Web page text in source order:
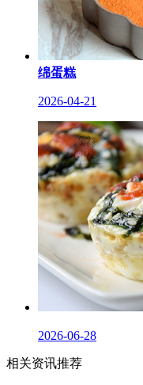
绵蛋糕
2026-04-21
2026-06-28
相关资讯推荐